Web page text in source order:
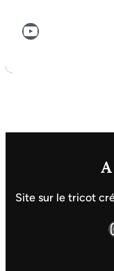
YouTube
Site sur le tricot